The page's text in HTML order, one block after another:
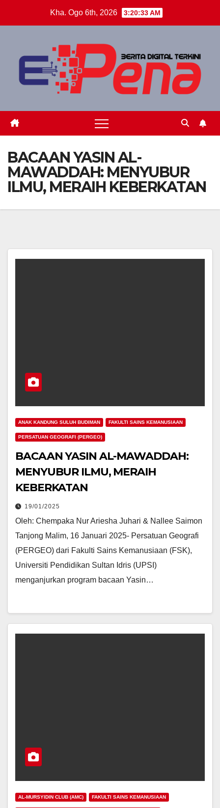
Kha. Ogo 6th, 2026 3:20:34 AM
BACAAN YASIN AL-
MAWADDAH: MENYUBUR
ILMU, MERAIH KEBERKATAN
ANAK KANDUNG SULUH BUDIMAN FAKULTI SAINS KEMANUSIAAN
PERSATUAN GEOGRAFI (PERGEO)
BACAAN YASIN AL-MAWADDAH:
MENYUBUR ILMU, MERAIH
KEBERKATAN
19/01/2025
Oleh: Chempaka Nur Ariesha Juhari & Nallee Saimon
Tanjong Malim, 16 Januari 2025- Persatuan Geografi
(PERGEO) dari Fakulti Sains Kemanusiaan (FSK),
Universiti Pendidikan Sultan Idris (UPSI)
menganjurkan program bacaan Yasin…
AL-MURSYIDIN CLUB (AMC) FAKULTI SAINS KEMANUSIAAN